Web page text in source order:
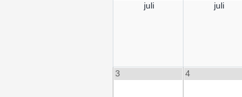
juli juli
3 4